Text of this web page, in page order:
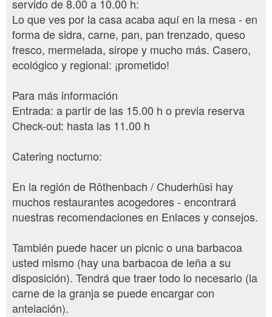
servido de 8.00 a 10.00 h:
Lo que ves por la casa acaba aquí en la mesa - en
forma de sidra, carne, pan, pan trenzado, queso
fresco, mermelada, sirope y mucho más. Casero,
ecológico y regional: ¡prometido!
Para más información
Entrada: a partir de las 15.00 h o previa reserva
Check-out: hasta las 11.00 h
Catering nocturno:
En la región de Röthenbach / Chuderhüsi hay
muchos restaurantes acogedores - encontrará
nuestras recomendaciones en Enlaces y consejos.
También puede hacer un picnic o una barbacoa
usted mismo (hay una barbacoa de leña a su
disposición). Tendrá que traer todo lo necesario (la
carne de la granja se puede encargar con
antelación).